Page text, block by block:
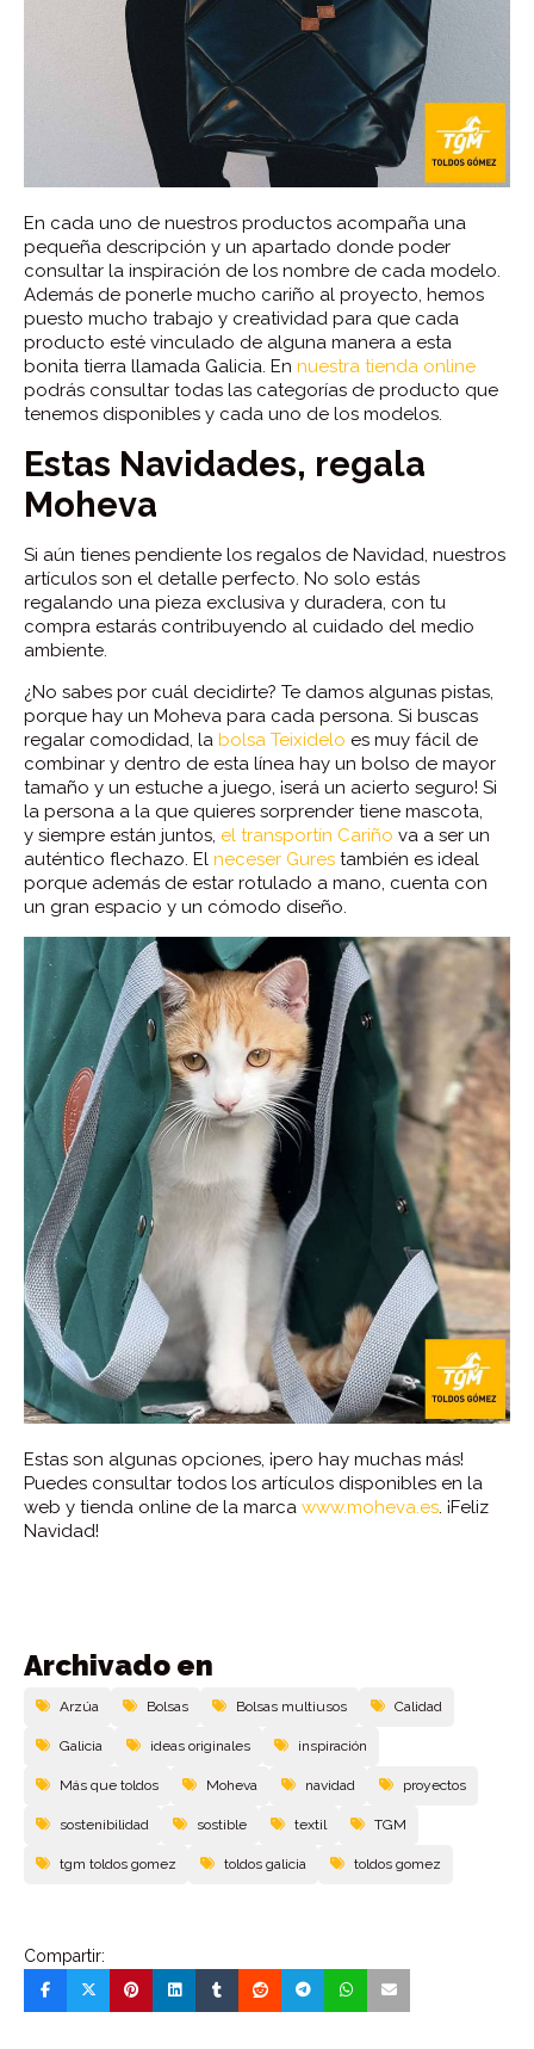
En cada uno de nuestros productos acompaña una
pequeña descripción y un apartado donde poder
consultar la inspiración de los nombre de cada modelo.
Además de ponerle mucho cariño al proyecto, hemos
puesto mucho trabajo y creatividad para que cada
producto esté vinculado de alguna manera a esta
bonita tierra llamada Galicia. En nuestra tienda online
podrás consultar todas las categorías de producto que
tenemos disponibles y cada uno de los modelos.
Estas Navidades, regala
Moheva
Si aún tienes pendiente los regalos de Navidad, nuestros
artículos son el detalle perfecto. No solo estás
regalando una pieza exclusiva y duradera, con tu
compra estarás contribuyendo al cuidado del medio
ambiente.
¿No sabes por cuál decidirte? Te damos algunas pistas,
porque hay un Moheva para cada persona. Si buscas
regalar comodidad, la bolsa Teixidelo es muy fácil de
combinar y dentro de esta línea hay un bolso de mayor
tamaño y un estuche a juego, ¡será un acierto seguro! Si
la persona a la que quieres sorprender tiene mascota,
y siempre están juntos, el transportín Cariño va a ser un
auténtico flechazo. El neceser Gures también es ideal
porque además de estar rotulado a mano, cuenta con
un gran espacio y un cómodo diseño.
Estas son algunas opciones, ¡pero hay muchas más!
Puedes consultar todos los artículos disponibles en la
web y tienda online de la marca www.moheva.es. ¡Feliz
Navidad!
Archivado en
Arzúa Bolsas Bolsas multiusos Calidad
Galicia ideas originales inspiración
Más que toldos Moheva navidad proyectos
sostenibilidad sostible textil TGM
tgm toldos gomez toldos galicia toldos gomez
Compartir: